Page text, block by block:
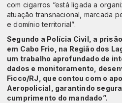
com cigarros “está ligada a
atuação transnacional, marcada
e domínio territorial”.
Segundo a Polícia Civil, a
em Cabo Frio, na Região dos
um trabalho aprofundado de
dados e monitoramento,
Ficco/RJ, que contou com o
Aeropolicial, garantindo
cumprimento do mandado”.